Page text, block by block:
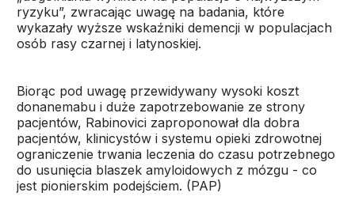
ryzyku”, zwracając uwagę na badania, które
wykazały wyższe wskaźniki demencji w populacjach
osób rasy czarnej i latynoskiej.
Biorąc pod uwagę przewidywany wysoki koszt
donanemabu i duże zapotrzebowanie ze strony
pacjentów, Rabinovici zaproponował dla dobra
pacjentów, klinicystów i systemu opieki zdrowotnej
ograniczenie trwania leczenia do czasu potrzebnego
do usunięcia blaszek amyloidowych z mózgu - co
jest pionierskim podejściem. (PAP)